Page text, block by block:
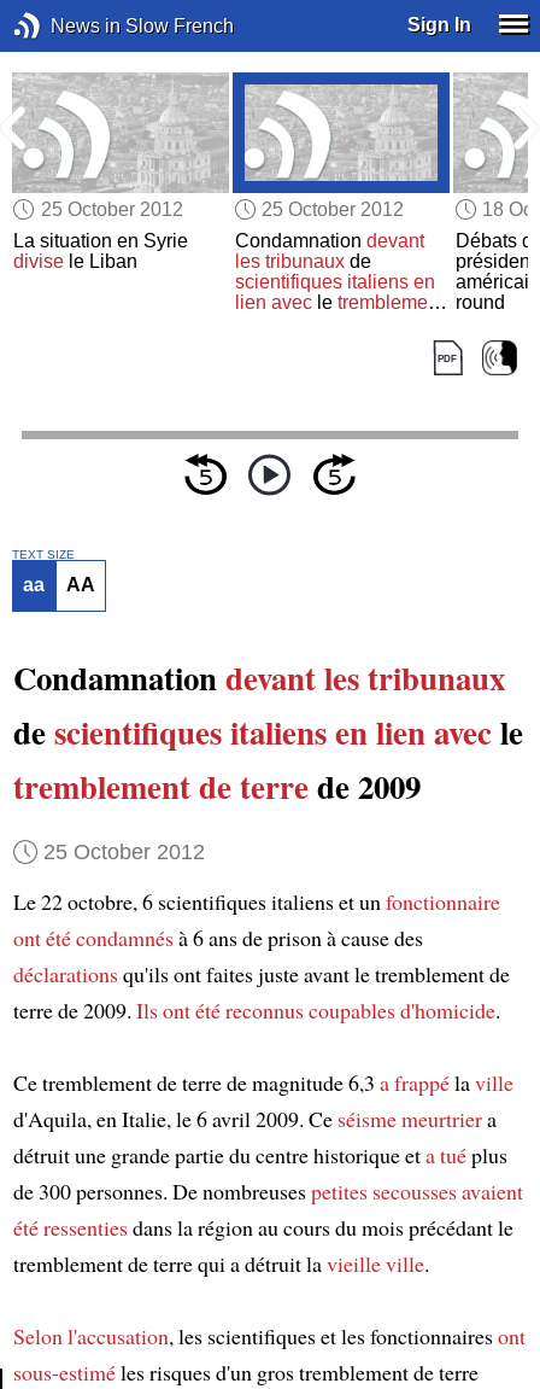
News in Slow French Sign In
25 October 2012
La situation en Syrie
divise le Liban
25 October 2012
Condamnation devant
les tribunauxde
scientifiques italiens en
lien avecle tremblement
18
Débats
round
TEXT SIZE
aa AA
Condamnationdevant les tribunaux
descientifiques italiensen lien avecle
tremblement de terrede 2009
25 October 2012
Le 22 octobre, 6 scientifiques italiens et unfonctionnaire
ont été condamnésà 6 ans de prison à cause des
déclarationsqu'ils ont faites juste avant le tremblement de
terre de 2009. Ils ont été reconnus coupables d'homicide.
Ce tremblement de terre de magnitude 6,3 a frappélaville
d'Aquila, en Italie, le 6 avril 2009. Ce séisme meurtriera
détruit une grande partie du centre historique eta tuéplus
de 300 personnes. De nombreusespetites secoussesavaient
été ressentiesdans la région au cours du mois précédant le
tremblement de terre qui a détruit lavieille ville.
Selon l'accusation, les scientifiques et les fonctionnairesont
sous-estiméles risques d'un gros tremblement de terre